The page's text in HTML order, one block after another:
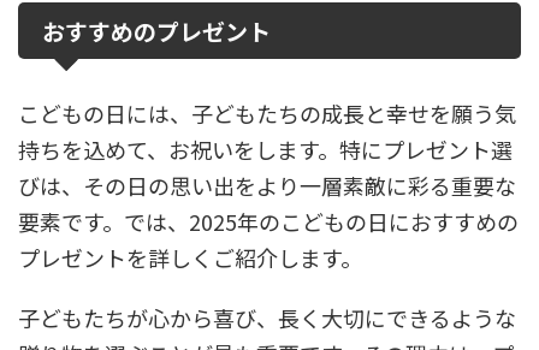
おすすめのプレゼント
こどもの日には、子どもたちの成長と幸せを願う気
持ちを込めて、お祝いをします。特にプレゼント選
びは、その日の思い出をより一層素敵に彩る重要な
要素です。では、2025年のこどもの日におすすめの
プレゼントを詳しくご紹介します。
子どもたちが心から喜び、長く大切にできるような